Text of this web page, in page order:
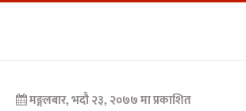
मङ्गलबार, भदौ २३, २०७७ मा प्रकाशित